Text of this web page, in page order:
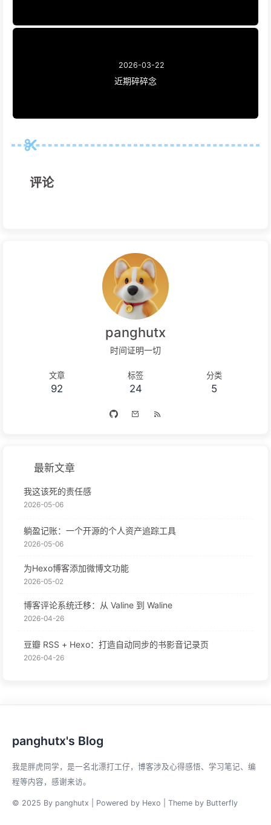
2026-03-22
近期碎碎念
评论
panghutx
时间证明一切
文章
92
标签
24
分类
5
最新文章
我这该死的责任感
2026-05-06
躺盈记账：一个开源的个人资产追踪工具
2026-05-06
为Hexo博客添加微博文功能
2026-05-02
博客评论系统迁移：从 Valine 到 Waline
2026-04-26
豆瓣 RSS + Hexo：打造自动同步的书影音记录页
2026-04-26
panghutx's Blog
我是胖虎同学，是一名北漂打工仔，博客涉及心得感悟、学习笔记、编
程等内容，感谢来访。
© 2025 By panghutx | Powered by Hexo | Theme by Butterfly